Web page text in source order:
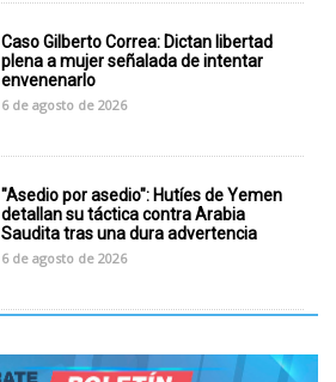
Caso Gilberto Correa: Dictan libertad
plena a mujer señalada de intentar
envenenarlo
6 de agosto de 2026
"Asedio por asedio": Hutíes de Yemen
detallan su táctica contra Arabia
Saudita tras una dura advertencia
6 de agosto de 2026